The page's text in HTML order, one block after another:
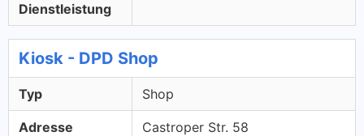
Dienstleistung
Kiosk - DPD Shop
Typ Shop
Adresse
Castroper Str. 58